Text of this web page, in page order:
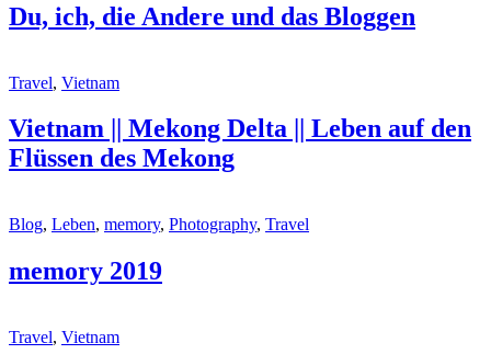
Du, ich, die Andere und das Bloggen
Travel, Vietnam
Vietnam || Mekong Delta || Leben auf den
Flüssen des Mekong
Blog, Leben, memory, Photography, Travel
memory 2019
Travel, Vietnam